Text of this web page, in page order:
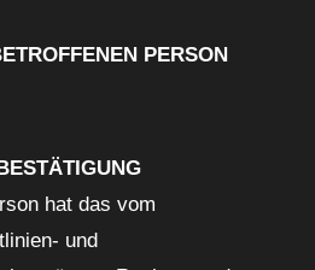
PERSON
hat das vom
und